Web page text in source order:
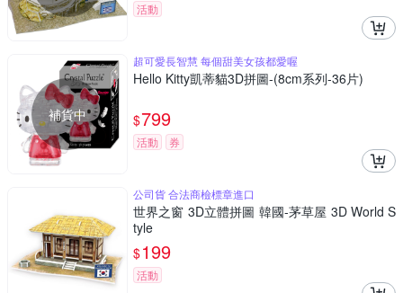
活動
補貨中
超可愛長智慧 每個甜美女孩都愛喔
Hello Kitty凱蒂貓3D拼圖-(8cm系列-36片)
$799
活動 券
公司貨 合法商檢標章進口
世界之窗 3D立體拼圖 韓國-茅草屋 3D World S
tyle
$199
活動